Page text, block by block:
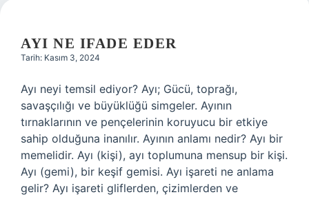
AYI NE IFADE EDER
Tarih: Kasım 3, 2024
Ayı neyi temsil ediyor? Ayı; Gücü, toprağı,
savaşçılığı ve büyüklüğü simgeler. Ayının
tırnaklarının ve pençelerinin koruyucu bir etkiye
sahip olduğuna inanılır. Ayının anlamı nedir? Ayı bir
memelidir. Ayı (kişi), ayı toplumuna mensup bir kişi.
Ayı (gemi), bir keşif gemisi. Ayı işareti ne anlama
gelir? Ayı işareti gliflerden, çizimlerden ve